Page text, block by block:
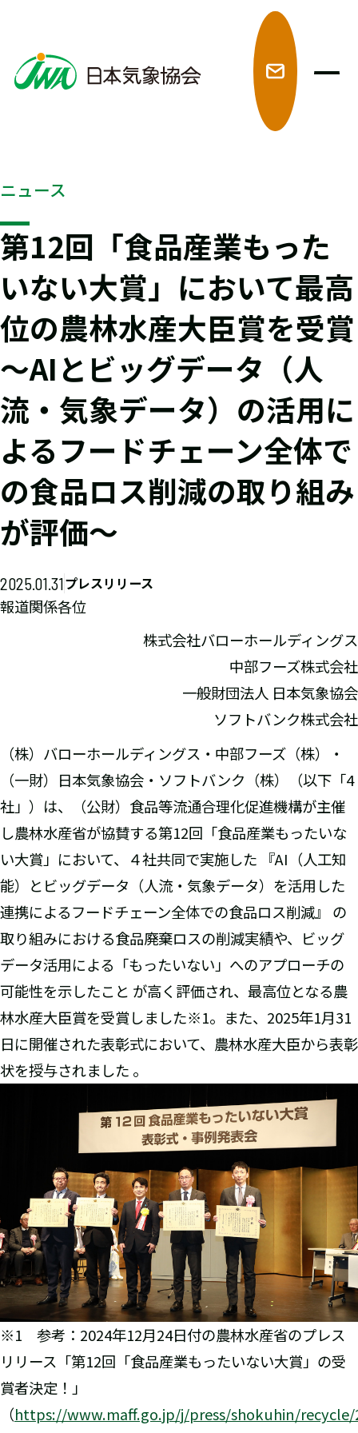
ニュース
第12回「食品産業もった
いない大賞」において最高
位の農林水産大臣賞を受賞
～AIとビッグデータ（人
流・気象データ）の活用に
よるフードチェーン全体で
の食品ロス削減の取り組み
が評価～
2025.01.31プレスリリース
報道関係各位
株式会社バローホールディングス
中部フーズ株式会社
一般財団法人 日本気象協会
ソフトバンク株式会社
（株）バローホールディングス・中部フーズ（株）・
（一財）日本気象協会・ソフトバンク（株）（以下「4
社」）は、（公財）食品等流通合理化促進機構が主催
し農林水産省が協賛する第12回「食品産業もったいな
い大賞」において、４社共同で実施した 『AI（人工知
能）とビッグデータ（人流・気象データ）を活用した
連携によるフードチェーン全体での食品ロス削減』 の
取り組みにおける食品廃棄ロスの削減実績や、ビッグ
データ活用による「もったいない」へのアプローチの
可能性を示したこと が高く評価され、最高位となる農
林水産大臣賞を受賞しました※1。また、2025年1月31
日に開催された表彰式において、農林水産大臣から表彰
状を授与されました 。
※1 参考：2024年12月24日付の農林水産省のプレス
リリース「第12回「食品産業もったいない大賞」の受
賞者決定！」
（https://www.maff.go.jp/j/press/shokuhin/recycle/